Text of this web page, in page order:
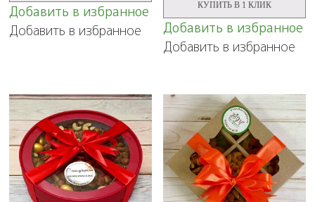
№10
Добавить в избранное
Добавить в избранное
"Яркий
вкус"
№137
КУПИТЬ В 1 КЛИК
Добавить в избранное
Добавить в избранное